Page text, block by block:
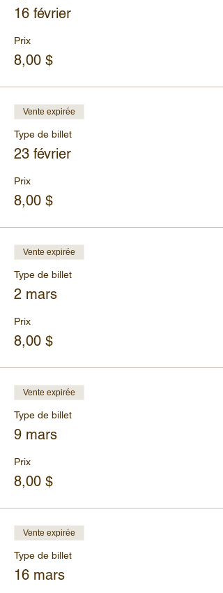
16 février
Prix
8,00 $
Vente expirée
Type de billet
23 février
Prix
8,00 $
Vente expirée
Type de billet
2 mars
Prix
8,00 $
Vente expirée
Type de billet
9 mars
Prix
8,00 $
Vente expirée
Type de billet
16 mars